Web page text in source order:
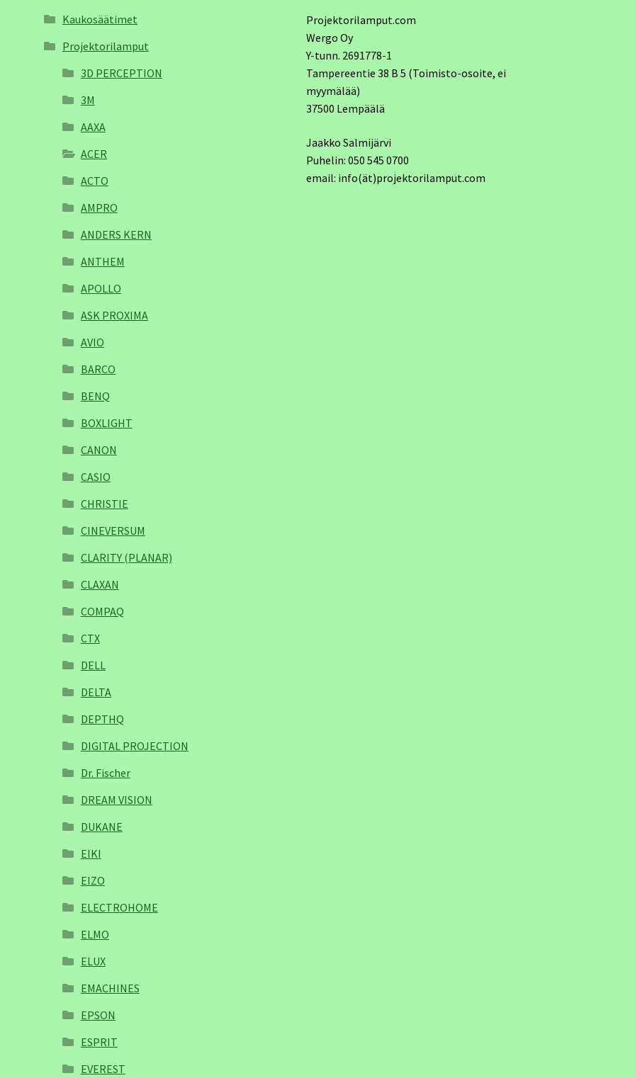
Kaukosäätimet
Projektorilamput
3D PERCEPTION
3M
AAXA
ACER
ACTO
AMPRO
ANDERS KERN
ANTHEM
APOLLO
ASK PROXIMA
AVIO
BARCO
BENQ
BOXLIGHT
CANON
CASIO
CHRISTIE
CINEVERSUM
CLARITY (PLANAR)
CLAXAN
COMPAQ
CTX
DELL
DELTA
DEPTHQ
DIGITAL PROJECTION
Dr. Fischer
DREAM VISION
DUKANE
EIKI
EIZO
ELECTROHOME
ELMO
ELUX
EMACHINES
EPSON
ESPRIT
EVEREST
Projektorilamput.com
Wergo Oy
Y-tunn. 2691778-1
Tampereentie 38 B 5 (Toimisto-osoite, ei
myymälää)
37500 Lempäälä
Jaakko Salmijärvi
Puhelin: 050 545 0700
email: info(ät)projektorilamput.com